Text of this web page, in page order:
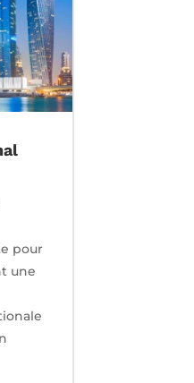
pour
une